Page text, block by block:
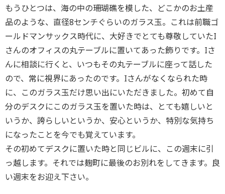
もうひとつは、海の中の珊瑚礁を模した、どこかのお土産
品のような、直径8センチぐらいのガラス玉。これは前職ゴ
ールドマンサックス時代に、大好きでとても尊敬していたI
さんのオフィスの丸テーブルに置いてあった飾りです。Iさ
んに相談に行くと、いつもその丸テーブルに座って話した
ので、常に視界にあったのです。Iさんがなくなられた時
に、このガラス玉だけ思い出にいただきました。初めて自
分のデスクにこのガラス玉を置いた時は、とても嬉しいと
いうか、誇らしいというか、安心というか、特別な気持ち
になったことを今でも覚えています。
その初めてデスクに置いた時と同じビルに、この週末に引
っ越します。それでは麹町に最後のお別れをしてきます。良
い週末をお迎え下さい。